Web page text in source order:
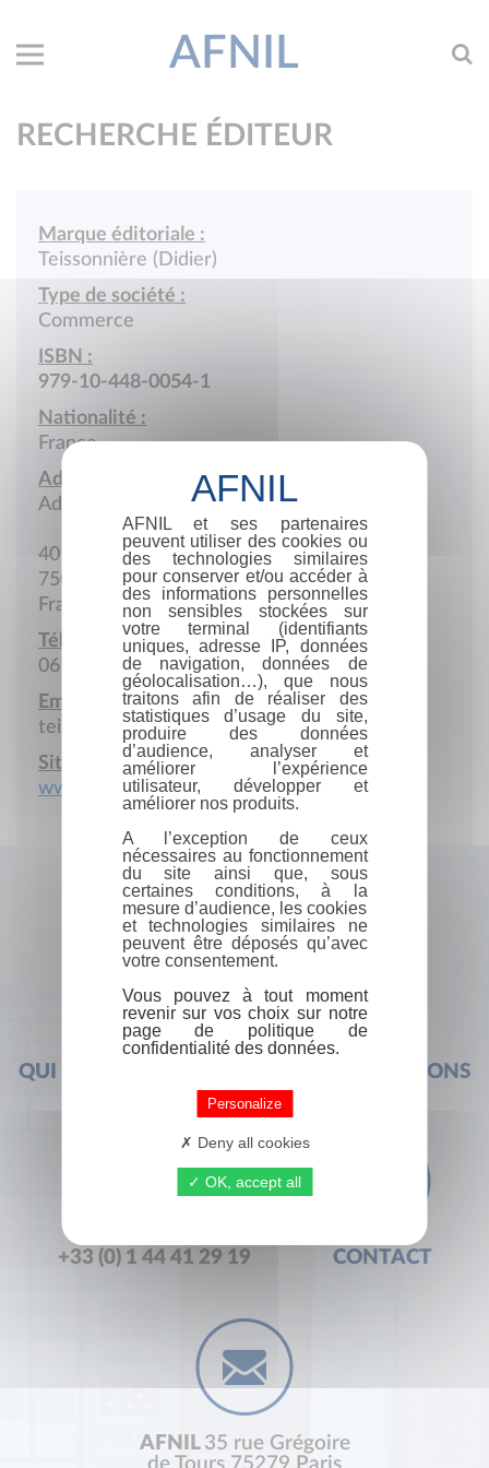
AFNIL
RECHERCHE ÉDITEUR
Marque éditoriale :
Teissonnière (Didier)
Type de société :
Commerce
ISBN :
979-10-448-0054-1
Nationalité :
France
Adresse :
Adresse postale
40 Rue Boursault
75017 Paris
France
Téléphone portable :
06 11 49 49 16
Email :
teisso@galerieteisso.com
Site Internet :
www.galerieteisso.com
QUI SOMMES-NOUS ? FOIRE AUX QUESTIONS
+33 (0) 1 44 41 29 19 CONTACT
AFNIL 35 rue Grégoire
AFNIL et ses partenaires
peuvent utiliser des cookies ou
des technologies similaires
pour conserver et/ou accéder à
des informations personnelles
non sensibles stockées sur
votre terminal (identifiants
uniques, adresse IP, données
de navigation, données de
géolocalisation…), que nous
traitons afin de réaliser des
statistiques d’usage du site,
produire des données
d’audience, analyser et
améliorer l’expérience
utilisateur, développer et
améliorer nos produits.
A l’exception de ceux
nécessaires au fonctionnement
du site ainsi que, sous
certaines conditions, à la
mesure d’audience, les cookies
et technologies similaires ne
peuvent être déposés qu’avec
votre consentement.
Vous pouvez à tout moment
revenir sur vos choix sur notre
page de politique de
confidentialité des données.
Personalize
Deny all cookies
OK, accept all